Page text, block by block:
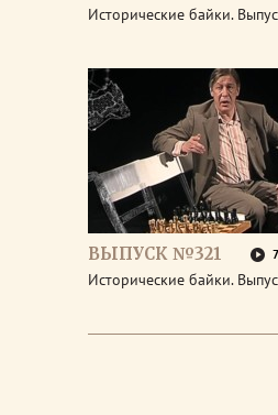
Исторические байки.
ВЫПУСК №321
Исторические байки.